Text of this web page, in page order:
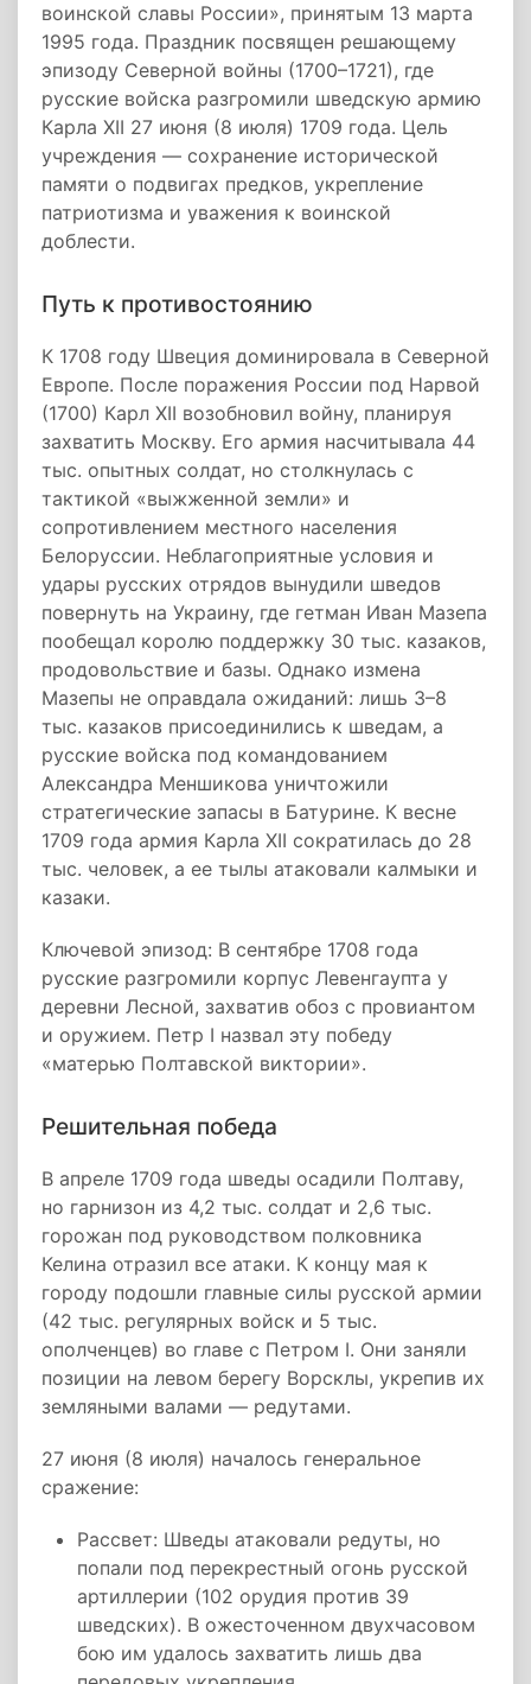
воинской славы России», принятым 13 марта
1995 года. Праздник посвящен решающему
эпизоду Северной войны (1700–1721), где
русские войска разгромили шведскую армию
Карла XII 27 июня (8 июля) 1709 года. Цель
учреждения — сохранение исторической
памяти о подвигах предков, укрепление
патриотизма и уважения к воинской
доблести.
Путь к противостоянию
К 1708 году Швеция доминировала в Северной
Европе. После поражения России под Нарвой
(1700) Карл XII возобновил войну, планируя
захватить Москву. Его армия насчитывала 44
тыс. опытных солдат, но столкнулась с
тактикой «выжженной земли» и
сопротивлением местного населения
Белоруссии. Неблагоприятные условия и
удары русских отрядов вынудили шведов
повернуть на Украину, где гетман Иван Мазепа
пообещал королю поддержку 30 тыс. казаков,
продовольствие и базы. Однако измена
Мазепы не оправдала ожиданий: лишь 3–8
тыс. казаков присоединились к шведам, а
русские войска под командованием
Александра Меншикова уничтожили
стратегические запасы в Батурине. К весне
1709 года армия Карла XII сократилась до 28
тыс. человек, а ее тылы атаковали калмыки и
казаки.
Ключевой эпизод: В сентябре 1708 года
русские разгромили корпус Левенгаупта у
деревни Лесной, захватив обоз с провиантом
и оружием. Петр I назвал эту победу
«матерью Полтавской виктории».
Решительная победа
В апреле 1709 года шведы осадили Полтаву,
но гарнизон из 4,2 тыс. солдат и 2,6 тыс.
горожан под руководством полковника
Келина отразил все атаки. К концу мая к
городу подошли главные силы русской армии
(42 тыс. регулярных войск и 5 тыс.
ополченцев) во главе с Петром I. Они заняли
позиции на левом берегу Ворсклы, укрепив их
земляными валами — редутами.
27 июня (8 июля) началось генеральное
сражение:
Рассвет: Шведы атаковали редуты, но
попали под перекрестный огонь русской
артиллерии (102 орудия против 39
шведских). В ожесточенном двухчасовом
бою им удалось захватить лишь два